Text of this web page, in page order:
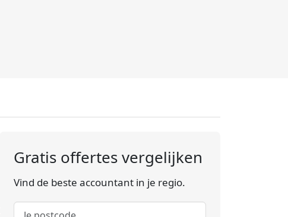
Gratis offertes vergelijken
Vind de beste accountant in je regio.